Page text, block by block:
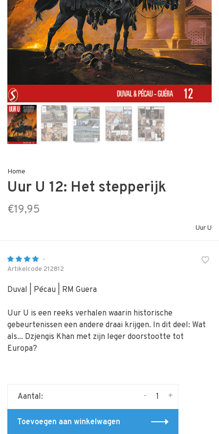
Home
Uur U 12: Het stepperijk
€19,95
Uur U
•
Artikelcode 212812
Duval | Pécau | RM Guera
Uur U is een reeks verhalen waarin historische
gebeurtenissen een andere draai krijgen. In dit deel: Wat
als... Dzjengis Khan met zijn leger doorstootte tot
Europa?
Aantal: +
-
Toevoegen aan winkelwagen